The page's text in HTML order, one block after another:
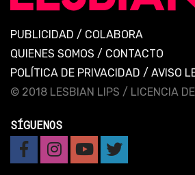
PUBLICIDAD / COLABORA
QUIENES SOMOS / CONTACTO
POLÍTICA DE PRIVACIDAD / AVISO
© 2018 LESBIAN LIPS / LICENCIA
SÍGUENOS